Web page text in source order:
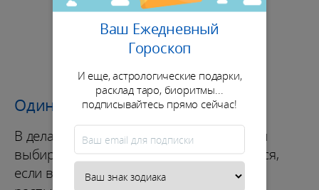
Одинокий
В делах важно не только рисковать, но и
выбирать момент. Ты можешь ускориться,
если верно посчитаешь ресурсы и не
Ваш Ежедневный
Гороскоп
И еще, астрологические подарки,
расклад таро, биоритмы...
подписывайтесь прямо сейчас!